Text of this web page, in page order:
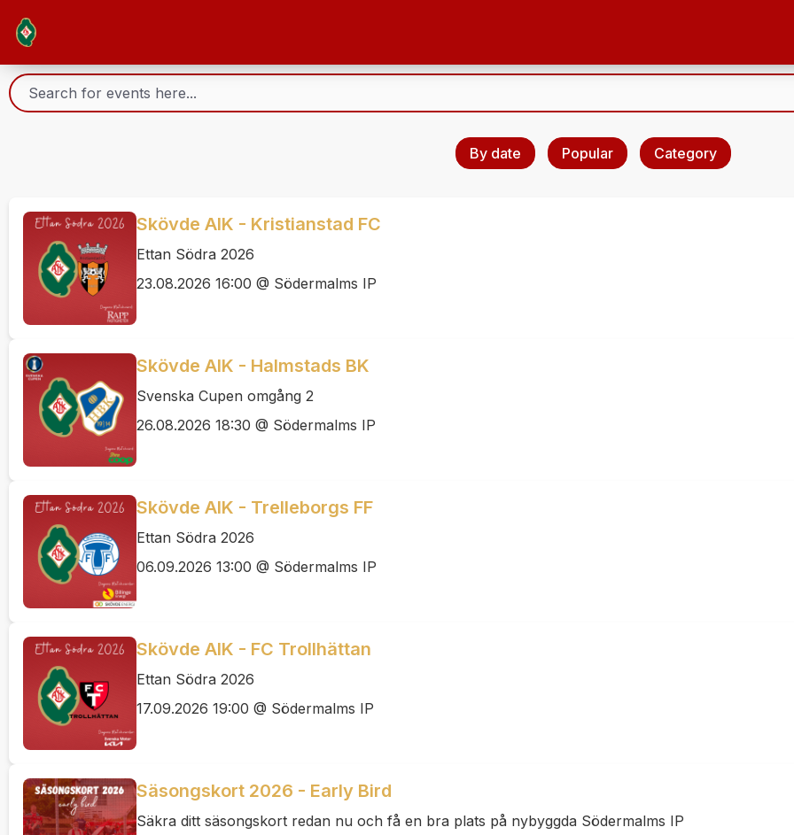
By date Popular Category
Skövde AIK - Kristianstad FC
Ettan Södra 2026
23.08.2026 16:00 @ Södermalms IP
Skövde AIK - Halmstads BK
Svenska Cupen omgång 2
26.08.2026 18:30 @ Södermalms IP
Skövde AIK - Trelleborgs FF
Ettan Södra 2026
06.09.2026 13:00 @ Södermalms IP
Skövde AIK - FC Trollhättan
Ettan Södra 2026
17.09.2026 19:00 @ Södermalms IP
Säsongskort 2026 - Early Bird
Säkra ditt säsongskort redan nu och få en bra plats på nybyggda Södermalms IP